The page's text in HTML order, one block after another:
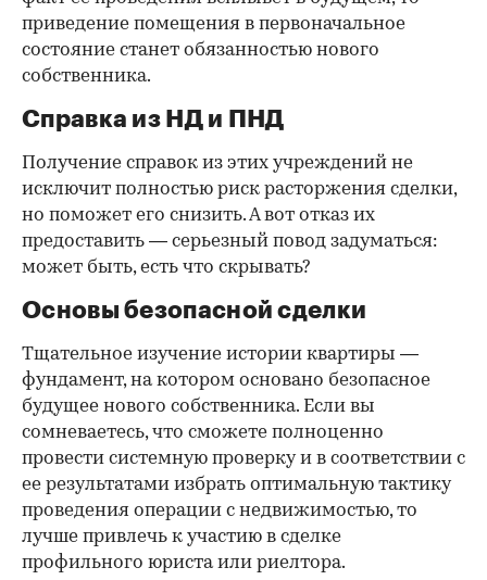
приведение помещения в первоначальное
состояние станет обязанностью нового
собственника.
Справка из НД и ПНД
Получение справок из этих учреждений не
исключит полностью риск расторжения сделки,
но поможет его снизить. А вот отказ их
предоставить — серьезный повод задуматься:
может быть, есть что скрывать?
Основы безопасной сделки
Тщательное изучение истории квартиры —
фундамент, на котором основано безопасное
будущее нового собственника. Если вы
сомневаетесь, что сможете полноценно
провести системную проверку и в соответствии с
ее результатами избрать оптимальную тактику
проведения операции с недвижимостью, то
лучше привлечь к участию в сделке
профильного юриста или риелтора.